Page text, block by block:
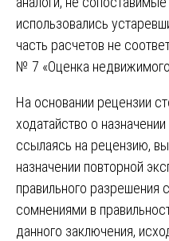
использовались
часть расчетов не
№ 7 «Оценка
На основании рецензии
ходатайство о
ссылаясь на рецензию,
назначении повторной
правильного разрешения
сомнениями в
данного заключения,